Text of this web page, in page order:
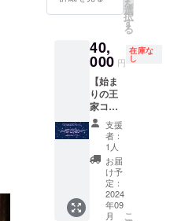
遠藤正
志・中
也・ヒ
ダカ・
金城柊
哉・成
瀬広
都・飯
塚シオ
ン・斉
藤京之
介・池
田明日
香・
ちゃ
こ・三
を
選
択
す
る
40,
000 円
在庫な
し
【始ま
りの王
家コー
ス】 ・
冬の海
エンブ
レムタ
ペスト
リー(A1
サイズ
H841m
支援
者：
1人
お届
け予
定：
2024
年09
月
こ